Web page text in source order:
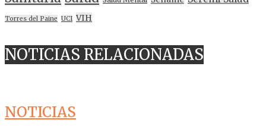
Torres del Paine UCI VIH
NOTICIAS RELACIONADAS
NOTICIAS